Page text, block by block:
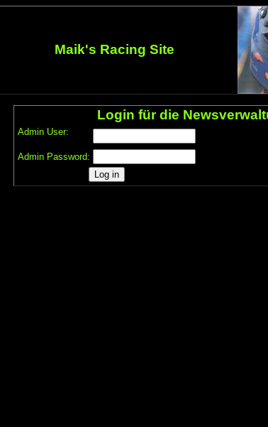
Maik's Racing Site
Login für die
Admin User:
Admin Password: